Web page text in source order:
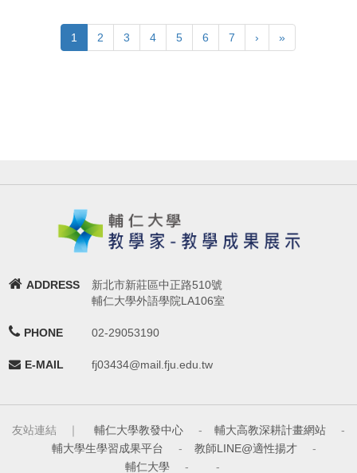
1 2 3 4 5 6 7 › »
ADDRESS
新北市新莊區中正路510號
輔仁大學外語學院LA106室
PHONE 02-29053190
E-MAIL fj03434@mail.fju.edu.tw
友站連結 ｜ 輔仁大學教發中心 - 輔大高教深耕計畫網站
-
輔大學生學習成果平台
- 教師LINE@適性揚才
-
輔仁大學
- -